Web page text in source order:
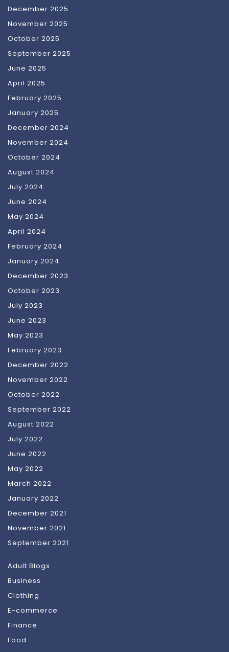
December 2025
November 2025
October 2025
September 2025
June 2025
April 2025
February 2025
January 2025
December 2024
November 2024
October 2024
August 2024
July 2024
June 2024
May 2024
April 2024
February 2024
January 2024
December 2023
October 2023
July 2023
June 2023
May 2023
February 2023
December 2022
November 2022
October 2022
September 2022
August 2022
July 2022
June 2022
May 2022
March 2022
January 2022
December 2021
November 2021
September 2021
Adult Blogs
Business
Clothing
E-commerce
Finance
Food